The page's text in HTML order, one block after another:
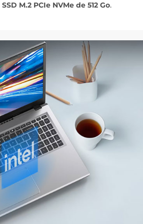
SSD M.2 PCIe NVMe de 512 Go.